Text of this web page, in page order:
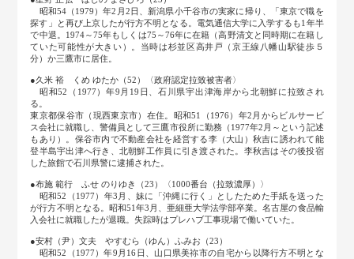
昭和54（1979）年2月2日、新潟県小千谷市の実家に帰り、「東京で職を
探す」と再び上京したが行方不明となる。電気通信大学に入学するも1年半
で中退。1974～75年もしくは75～76年に在籍（高野清文と同時期に在籍し
ていた可能性が大きい）。当時は杉並区高井戸（京王線八幡山駅徒歩５
分）か三鷹市に居住。
●久米 裕 くめ ゆたか（52）〈政府認定拉致被害者〉
昭和52（1977）年9月19日、石川県宇出津海岸から北朝鮮に拉致され
る。
東京都保谷市（現西東京市）在住。昭和51（1976）年2月からビルサービ
ス会社に就職し、警備員として三鷹市役所に勤務（1977年2月～という記述
もあり）。保谷市内で不動産会社を経営する李（大山）秋吉に誘われて能
登半島宇出津へ行き、北朝鮮工作員に引き渡された。李秋吉はその後投宿
した旅館で石川県警に逮捕された。
●布施 範行 ふせ のりゆき（23）〈1000番台（拉致濃厚）〉
昭和52（1977）年3月、妹に「沖縄に行く」としたためた手紙を送った
が行方不明となる。昭和51年3月、亜細亜大学法学部卒業。名古屋の食品輸
入会社に就職したが退職。失踪時はプレハブ工事現場で働いていた。
●安村（尹）文夫 やすむら（ゆん）ふみお（23）
昭和52（1977）年9月16日、山口県美祢市の自宅から以降行方不明とな